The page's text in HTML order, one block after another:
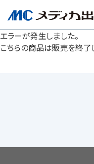
エラーが発生しました。
こちらの商品は販売を終了